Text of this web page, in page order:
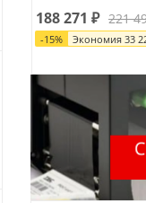
188 271 ₽ 221
-15% Экономия 33